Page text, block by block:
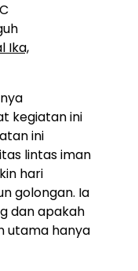
Ika,
kegiatan ini
ini
lintas iman
hari
golongan. Ia
dan apakah
utama hanya